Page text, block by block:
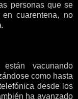
personas que se
cuarentena, no
vacunando
como hasta
desde los
ha avanzado